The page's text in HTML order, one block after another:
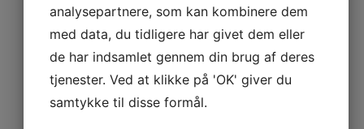
AL 16
Lammina UL
Udforsk Lammina UL
UL 7,5
analysepartnere, som kan kombinere dem
med data, du tidligere har givet dem eller
de har indsamlet gennem din brug af deres
tjenester. Ved at klikke på 'OK' giver du
samtykke til disse formål.